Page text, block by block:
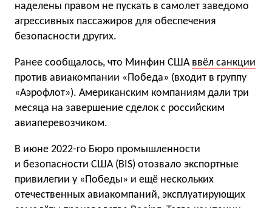
наделены правом не пускать в самолет заведомо
агрессивных пассажиров для обеспечения
безопасности других.
Ранее сообщалось, что Минфин США ввёл санкции
против авиакомпании «Победа» (входит в группу
«Аэрофлот»). Американским компаниям дали три
месяца на завершение сделок с российским
авиаперевозчиком.
В июне 2022-го Бюро промышленности
и безопасности США (BIS) отозвало экспортные
привилегии у «Победы» и ещё нескольких
отечественных авиакомпаний, эксплуатирующих